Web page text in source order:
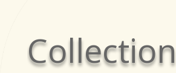
Collection